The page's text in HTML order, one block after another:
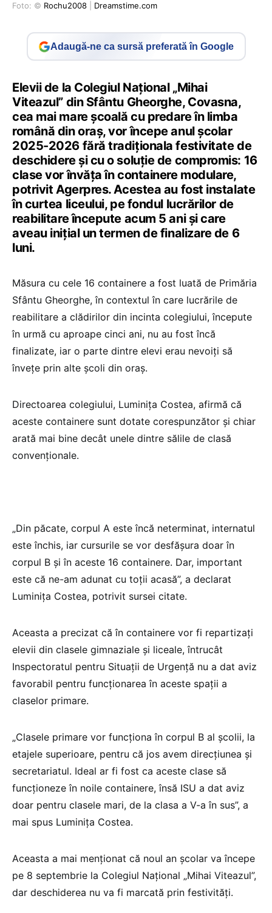
Foto: © Rochu2008 Dreamstime.com
Adaugă-ne ca sursă preferată în Google
Elevii de la Colegiul Naţional „Mihai
Viteazul” din Sfântu Gheorghe, Covasna,
cea mai mare școală cu predare în limba
română din oraș, vor începe anul școlar
2025-2026 fără tradiționala festivitate de
deschidere și cu o soluție de compromis: 16
clase vor învăța în containere modulare,
potrivit Agerpres. Acestea au fost instalate
în curtea liceului, pe fondul lucrărilor de
reabilitare începute acum 5 ani și care
aveau inițial un termen de finalizare de 6
luni.
Măsura cu cele 16 containere a fost luată de Primăria
Sfântu Gheorghe, în contextul în care lucrările de
reabilitare a clădirilor din incinta colegiului, începute
în urmă cu aproape cinci ani, nu au fost încă
finalizate, iar o parte dintre elevi erau nevoiți să
învețe prin alte școli din oraș.
Directoarea colegiului, Luminiţa Costea, afirmă că
aceste containere sunt dotate corespunzător şi chiar
arată mai bine decât unele dintre sălile de clasă
convenţionale.
„Din păcate, corpul A este încă neterminat, internatul
este închis, iar cursurile se vor desfăşura doar în
corpul B şi în aceste 16 containere. Dar, important
este că ne-am adunat cu toţii acasă”, a declarat
Luminiţa Costea, potrivit sursei citate.
Aceasta a precizat că în containere vor fi repartizaţi
elevii din clasele gimnaziale şi liceale, întrucât
Inspectoratul pentru Situaţii de Urgenţă nu a dat aviz
favorabil pentru funcţionarea în aceste spaţii a
claselor primare.
„Clasele primare vor funcţiona în corpul B al şcolii, la
etajele superioare, pentru că jos avem direcţiunea şi
secretariatul. Ideal ar fi fost ca aceste clase să
funcţioneze în noile containere, însă ISU a dat aviz
doar pentru clasele mari, de la clasa a V-a în sus”, a
mai spus Luminiţa Costea.
Aceasta a mai menţionat că noul an şcolar va începe
pe 8 septembrie la Colegiul Naţional „Mihai Viteazul”,
dar deschiderea nu va fi marcată prin festivităţi.